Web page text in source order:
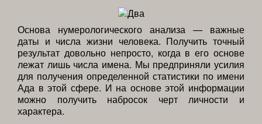
Основа нумерологического анализа — важные
даты и числа жизни человека. Получить точный
результат довольно непросто, когда в его основе
лежат лишь числа имена. Мы предприняли усилия
для получения определенной статистики по имени
Ада в этой сфере. И на основе этой информации
можно получить набросок черт личности и
характера.